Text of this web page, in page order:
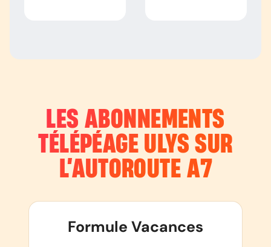
LES ABONNEMENTS
TÉLÉPÉAGE ULYS SUR
L’AUTOROUTE A7
Formule Vacances